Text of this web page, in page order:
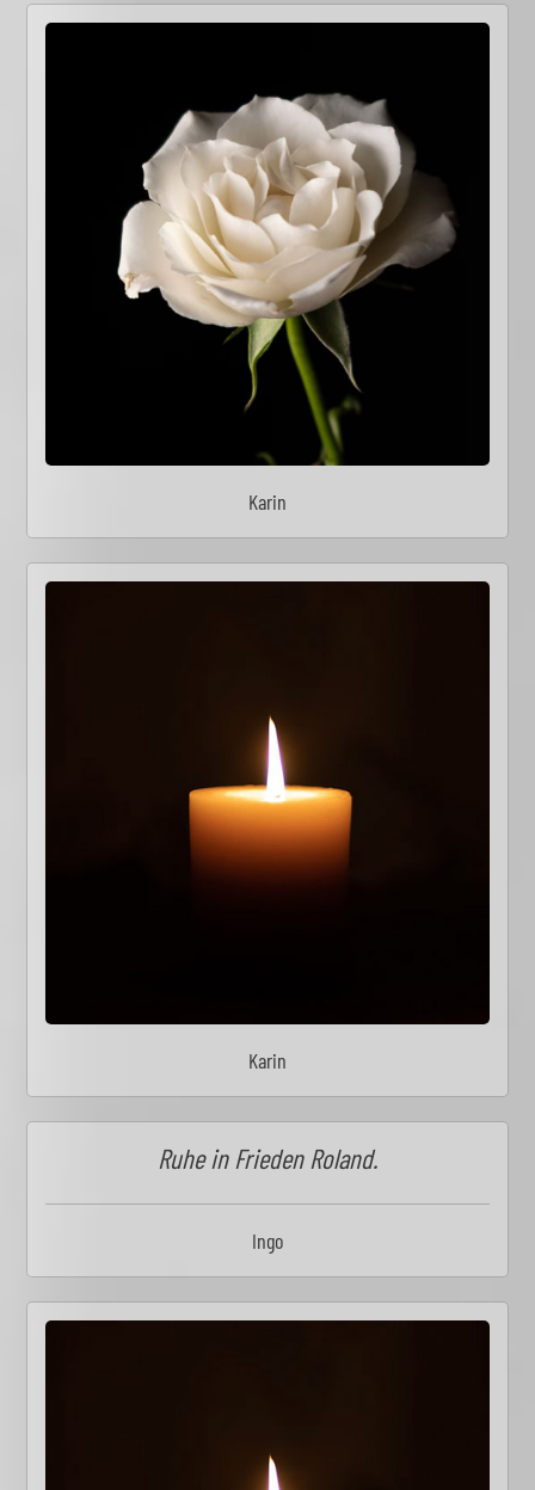
Karin
Karin
Ruhe in Frieden Roland.
Ingo